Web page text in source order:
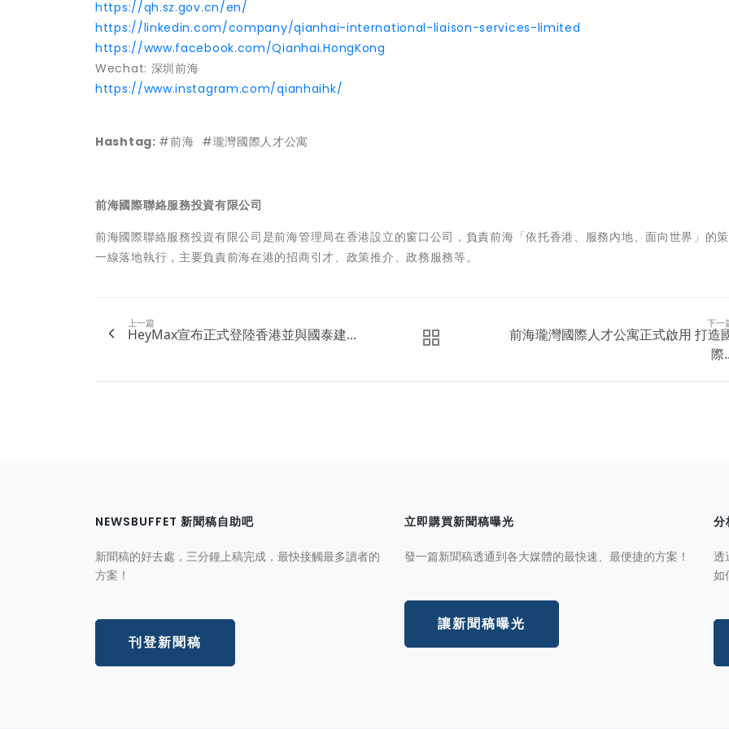
https://qh.sz.gov.cn/en/
https://linkedin.com/company/qianhai-international-liaison-services-limited
https://www.facebook.com/Qianhai.HongKong
Wechat: 深圳前海
https://www.instagram.com/qianhaihk/
Hashtag: #前海 #瓏灣國際人才公寓
前海國際聯絡服務投資有限公司
前海國際聯絡服務投資有限公司是前海管理局在香港設立的窗口公司，負責前海「依托香港、服務內地、面向世界」的
一線落地執行，主要負責前海在港的​​招商引才、政策推介、政務服務等。
上一篇
HeyMax宣布正式登陸香港並與國泰建...
下一
前海瓏灣國際人才公寓正式啟用 打造
際
NEWSBUFFET 新聞稿自助吧
新聞稿的好去處，三分鐘上稿完成，最快接觸最多讀者的
方案！
刊登新聞稿
立即購買新聞稿曝光
發一篇新聞稿透通到各大媒體的最快速、最便捷的方案！
讓新聞稿曝光
分
透
如